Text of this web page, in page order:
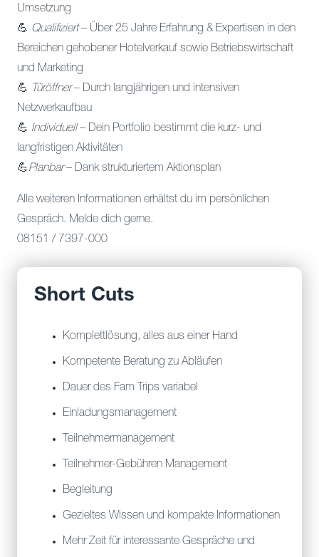
Umsetzung
💪 Qualifiziert– Über 25 Jahre Erfahrung & Expertisen in den
Bereichen gehobener Hotelverkauf sowie Betriebswirtschaft
und Marketing
💪
Türöffner– Durch langjährigen und intensiven
Netzwerkaufbau
💪 Individuell– Dein Portfolio bestimmt die kurz- und
langfristigen Aktivitäten
💪Planbar– Dank strukturiertem Aktionsplan
Alle weiteren Informationen erhältst du im persönlichen
Gespräch. Melde dich gerne.
08151 / 7397-000
Short Cuts
Komplettlösung, alles aus einer Hand
Kompetente Beratung zu Abläufen
Dauer des Fam Trips variabel
Einladungsmanagement
Teilnehmermanagement
Teilnehmer-Gebühren Management
Begleitung
Gezieltes Wissen und kompakte Informationen
Mehr Zeit für interessante Gespräche und